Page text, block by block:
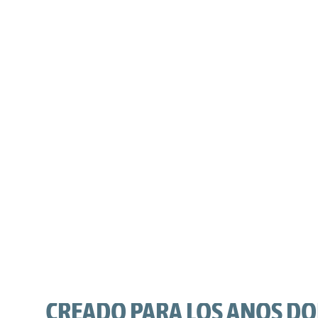
CREADO PARA LOS AÑOS